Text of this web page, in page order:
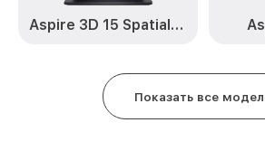
Замена шлейфа матрицы 5602WLMi Acer
Замена северного моста 5602WLMi
Aspire 3D 15 SpatialLabs™ Edition
Показать все